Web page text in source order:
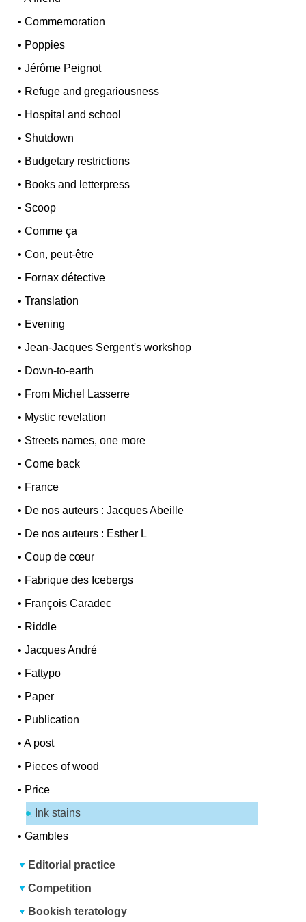
•Commemoration
• Poppies
•Jérôme Peignot
• Refuge and gregariousness
• Hospital and school
• Shutdown
• Budgetary restrictions
• Books and letterpress
• Scoop
•Comme ça
•Con, peut-être
• Fornax détective
•Translation
• Evening
•Jean-Jacques Sergent's workshop
• Down-to-earth
• From Michel Lasserre
• Mystic revelation
• Streets names, one more
•Come back
• France
• De nos auteurs : Jacques Abeille
• De nos auteurs : Esther L
•Coup de cœur
• Fabrique des Icebergs
• François Caradec
• Riddle
•Jacques André
• Fattypo
• Paper
• Publication
•A post
• Pieces of wood
• Price
Ink stains
•Gambles
Editorial practice
Competition
Bookish teratology